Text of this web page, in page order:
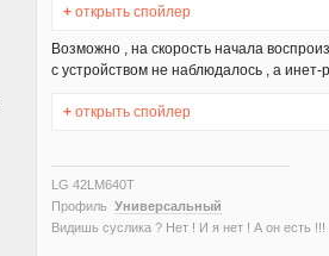
+ открыть спойлер
Возможно , на скорость начала
с устройством не наблюдалось , а
+ открыть спойлер
LG 42LM640T
ПрофильУниверсальный
Видишь суслика ? Нет ! И я нет ! А он есть !!!